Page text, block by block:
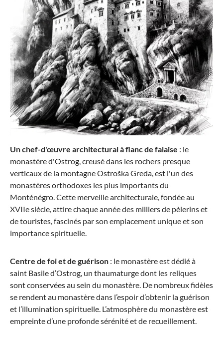
Un chef-d'œuvre architectural à flanc de falaise : le
monastère d'Ostrog, creusé dans les rochers presque
verticaux de la montagne Ostroška Greda, est l'un des
monastères orthodoxes les plus importants du
Monténégro. Cette merveille architecturale, fondée au
XVIIe siècle, attire chaque année des milliers de pèlerins et
de touristes, fascinés par son emplacement unique et son
importance spirituelle.
Centre de foi et de guérison : le monastère est dédié à
saint Basile d’Ostrog, un thaumaturge dont les reliques
sont conservées au sein du monastère. De nombreux fidèles
se rendent au monastère dans l’espoir d’obtenir la guérison
et l’illumination spirituelle. L’atmosphère du monastère est
empreinte d’une profonde sérénité et de recueillement.